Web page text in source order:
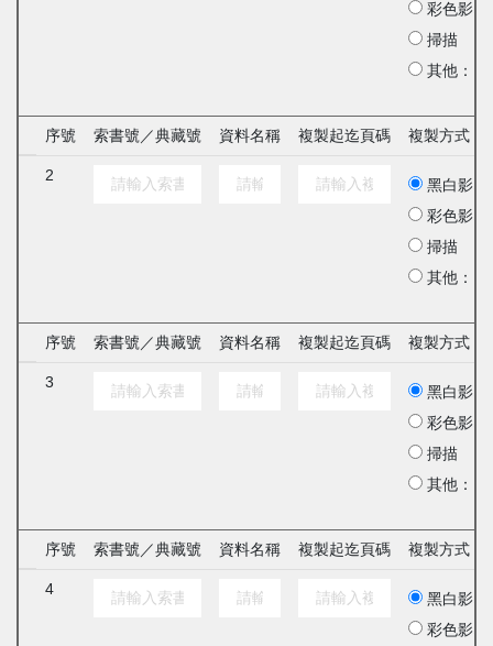
彩色影印
掃描
其他：
序號 索書號／典藏號 資料名稱 複製起迄頁碼 複製方式
2
黑白影印
彩色影印
掃描
其他：
序號 索書號／典藏號 資料名稱 複製起迄頁碼 複製方式
3
黑白影印
彩色影印
掃描
其他：
序號 索書號／典藏號 資料名稱 複製起迄頁碼 複製方式
4
黑白影印
彩色影印